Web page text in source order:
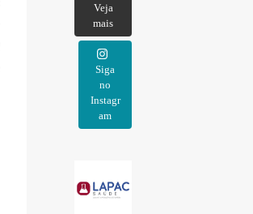
Veja
mais
Siga
no
Instagr
am